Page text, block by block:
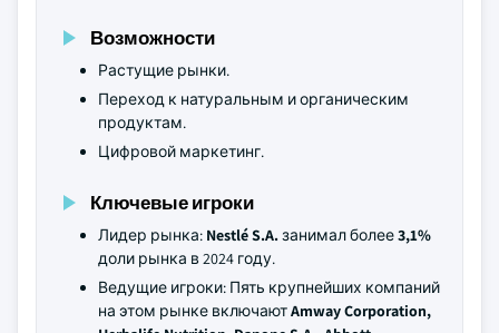
Возможности
Растущие рынки.
Переход к натуральным и органическим
продуктам.
Цифровой маркетинг.
Ключевые игроки
Лидер рынка: Nestlé S.A.занимал более3,1%
доли рынка в 2024 году.
Ведущие игроки: Пять крупнейших компаний
на этом рынке включаютAmway Corporation,